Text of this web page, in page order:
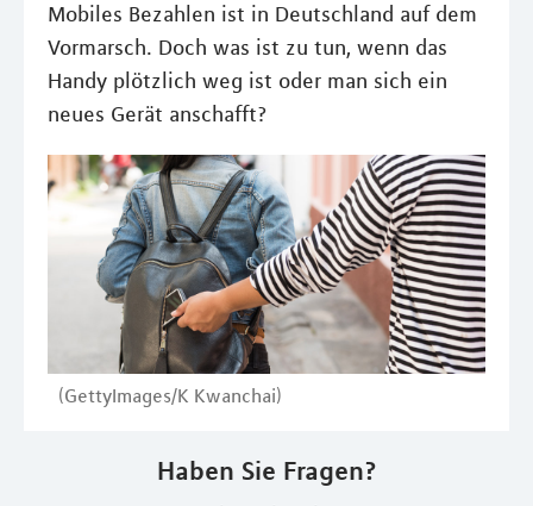
Mobiles Bezahlen ist in Deutschland auf dem
Vormarsch. Doch was ist zu tun, wenn das
Handy plötzlich weg ist oder man sich ein
neues Gerät anschafft?
(GettyImages/K Kwanchai)
Haben Sie Fragen?